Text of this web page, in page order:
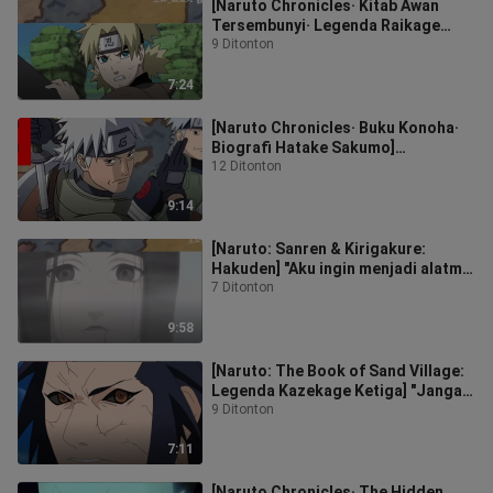
7:24
[Naruto Chronicles· Kitab Awan
Tersembunyi· Legenda Raikage
Ketiga] "Aku, Raikage, tak
9 Ditonton
9:14
[Naruto Chronicles· Buku Konoha·
Biografi Hatake Sakumo]
"Begitukah... Sepertinya kau juga
12 Ditonton
9:58
[Naruto: Sanren & Kirigakure:
Hakuden] "Aku ingin menjadi alatmu
untuk terakhir kalinya..."
7 Ditonton
7:11
[Naruto: The Book of Sand Village:
Legenda Kazekage Ketiga] "Jangan
remehkan aku! Aku bukan pion yan
9 Ditonton